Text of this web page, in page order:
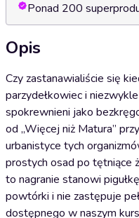
Ponad 200
Opis
Czy zastanawialiście się
parzydełkowiec i
spokrewnieni jako
od „Więcej niż Matura”
urbanistyce tych
prostych osad po tętniące
to nagranie stanowi
powtórki i nie zastępuje
dostępnego w naszym